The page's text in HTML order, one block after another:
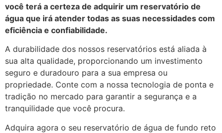
você terá a certeza de adquirir um reservatório de
água que irá atender todas as suas necessidades com
eficiência e confiabilidade.
A durabilidade dos nossos reservatórios está aliada à
sua alta qualidade, proporcionando um investimento
seguro e duradouro para a sua empresa ou
propriedade. Conte com a nossa tecnologia de ponta e
tradição no mercado para garantir a segurança e a
tranquilidade que você procura.
Adquira agora o seu reservatório de água de fundo reto